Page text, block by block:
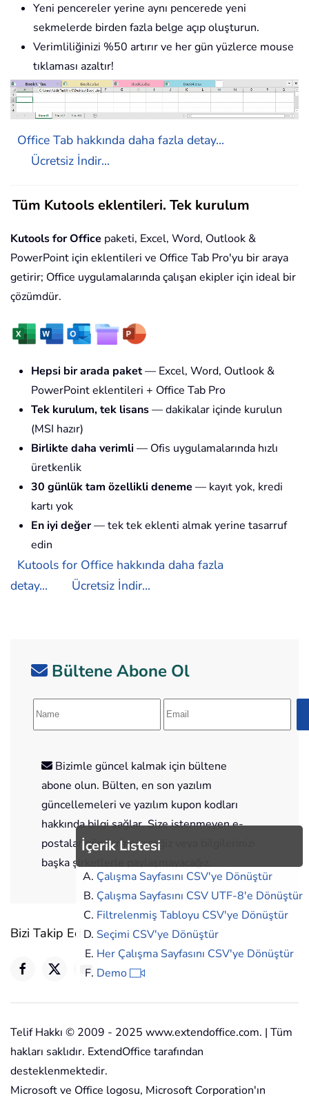
İçerik Listesi
Çalışma Sayfasını CSV'ye Dönüştür
Çalışma Sayfasını CSV UTF-8'e Dönüştür
Filtrelenmiş Tabloyu CSV'ye Dönüştür
Seçimi CSV'ye Dönüştür
Her Çalışma Sayfasını CSV'ye Dönüştür
Demo
Yeni pencereler yerine aynı pencerede yeni
sekmelerde birden fazla belge açıp oluşturun.
Verimliliğinizi %50 artırır ve her gün yüzlerce mouse
tıklaması azaltır!
Office Tab hakkında daha fazla detay...
Ücretsiz İndir...
Tüm Kutools eklentileri. Tek kurulum
Kutools for Office paketi, Excel, Word, Outlook &
PowerPoint için eklentileri ve Office Tab Pro'yu bir araya
getirir; Office uygulamalarında çalışan ekipler için ideal bir
çözümdür.
Hepsi bir arada paket— Excel, Word, Outlook &
PowerPoint eklentileri + Office Tab Pro
Tek kurulum, tek lisans— dakikalar içinde kurulun
(MSI hazır)
Birlikte daha verimli — Ofis uygulamalarında hızlı
üretkenlik
30 günlük tam özellikli deneme — kayıt yok, kredi
kartı yok
En iyi değer— tek tek eklenti almak yerine tasarruf
edin
Kutools for Office hakkında daha fazla
detay...
Ücretsiz İndir...
Bültene Abone Ol
Bizimle güncel kalmak için bültene
abone olun. Bülten, en son yazılım
güncellemeleri ve yazılım kupon kodları
hakkında bilgi sağlar. Size istenmeyen e-
postalar göndermeyeceğiz veya bilgilerinizi
başka şirketlerle paylaşmayacağız.
Bizi Takip Edin
Telif Hakkı © 2009 - 2025 www.extendoffice.com. | Tüm
hakları saklıdır. ExtendOffice tarafından
desteklenmektedir.
Microsoft ve Office logosu, Microsoft Corporation'ın